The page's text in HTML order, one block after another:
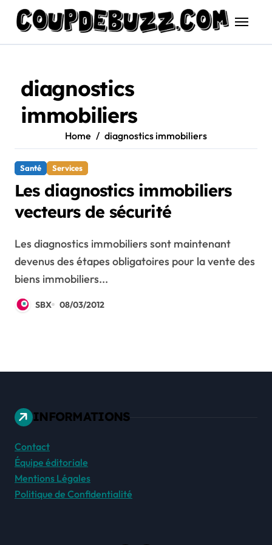
content
diagnostics
immobiliers
Home diagnostics immobiliers
Santé Services
Les diagnostics immobiliers
vecteurs de sécurité
Les diagnostics immobiliers sont maintenant
devenus des étapes obligatoires pour la vente des
biens immobiliers...
SBX 08/03/2012
INFORMATIONS
Contact
Équipe éditoriale
Mentions Légales
Politique de Confidentialité